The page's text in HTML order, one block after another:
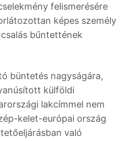
felismerésére
képes személy
bűntettének
büntetés nagyságára,
külföldi
lakcímmel nem
kelet-európai ország
való